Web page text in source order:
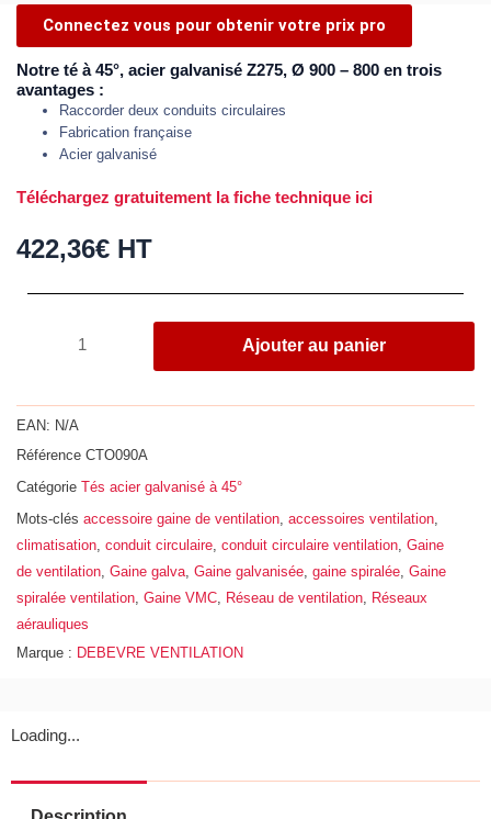
Connectez vous pour obtenir votre prix pro
Notre té à 45°, acier galvanisé Z275, Ø 900 – 800 en trois
avantages :
Raccorder deux conduits circulaires
Fabrication française
Acier galvanisé
Téléchargez gratuitement la fiche technique ici
422,36€ HT
à
acier
galvanisé
Z275,
Ø
900
-
800
Ajouter au panier
EAN: N/A
Référence CTO090A
Catégorie Tés acier galvanisé à 45°
Mots-clés accessoire gaine de ventilation accessoires ventilation
climatisation conduit circulaire conduit circulaire ventilation Gaine
de ventilation Gaine galva Gaine galvanisée gaine spiralée Gaine
spiralée ventilation Gaine VMC Réseau de ventilation Réseaux
aérauliques
Marque : DEBEVRE VENTILATION
Loading...